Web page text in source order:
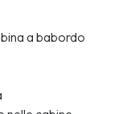
a babordo